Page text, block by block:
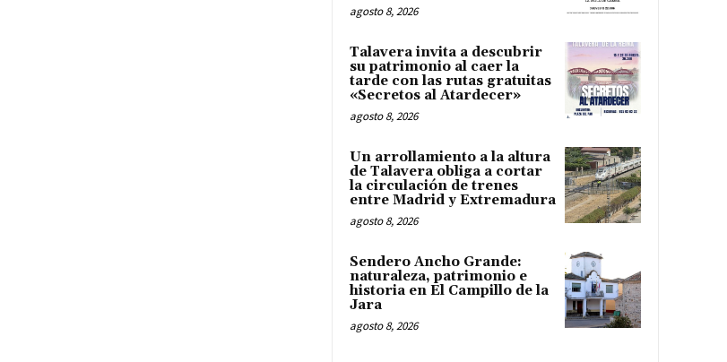
agosto 8, 2026
Talavera invita a descubrir
su patrimonio al caer la
tarde con las rutas gratuitas
«Secretos al Atardecer»
agosto 8, 2026
Un arrollamiento a la altura
de Talavera obliga a cortar
la circulación de trenes
entre Madrid y Extremadura
agosto 8, 2026
Sendero Ancho Grande:
naturaleza, patrimonio e
historia en El Campillo de la
Jara
agosto 8, 2026